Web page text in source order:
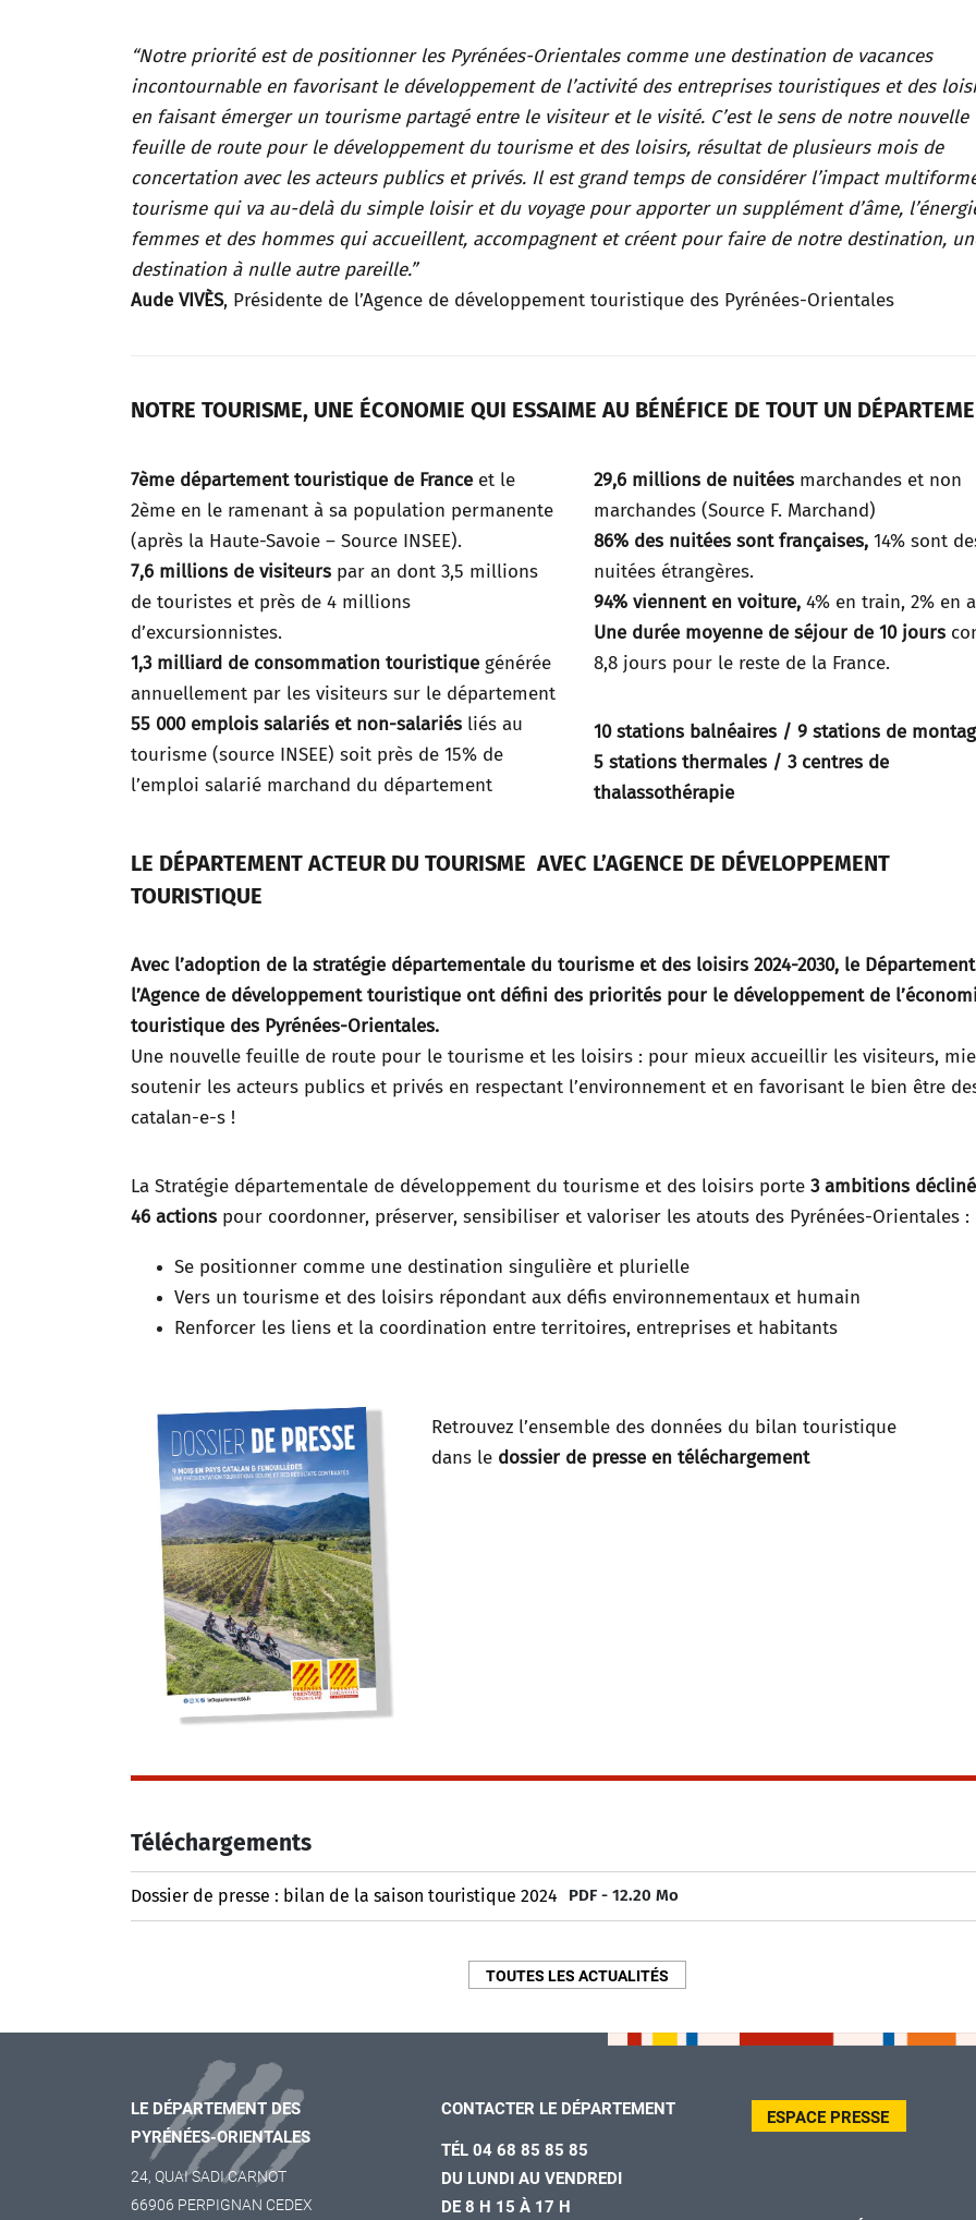
“Notre priorité est de positionner les Pyrénées-Orientales comme une destination de vacances
incontournable en favorisant le développement de l’activité des entreprises touristiques et des
en faisant émerger un tourisme partagé entre le visiteur et le visité. C’est le sens de notre nouvelle
feuille de route pour le développement du tourisme et des loisirs, résultat de plusieurs mois de
concertation avec les acteurs publics et privés. Il est grand temps de considérer l’impact
tourisme qui va au-delà du simple loisir et du voyage pour apporter un supplément d’âme,
femmes et des hommes qui accueillent, accompagnent et créent pour faire de notre destination,
destination à nulle autre pareille.”
Aude VIVÈS, Présidente de l’Agence de développement touristique des Pyrénées-Orientales
NOTRE TOURISME, UNE ÉCONOMIE QUI ESSAIME AU BÉNÉFICE DE TOUT UN
7ème département touristique de France et le
2ème en le ramenant à sa population permanente
(après la Haute-Savoie – Source INSEE).
7,6 millions de visiteurs par an dont 3,5 millions
de touristes et près de 4 millions
d’excursionnistes.
1,3 milliard de consommation touristique générée
annuellement par les visiteurs sur le département
55 000 emplois salariés et non-salariés liés au
tourisme (source INSEE) soit près de 15% de
l’emploi salarié marchand du département
29,6 millions de nuitéesmarchandes et non
marchandes (Source F. Marchand)
86% des nuitées sont françaises, 14% sont
nuitées étrangères.
94% viennent en voiture, 4% en train, 2% en
Une durée moyenne de séjour de 10 jours
8,8 jours pour le reste de la France.
10 stations balnéaires / 9 stations de
5 stations thermales / 3 centres de
thalassothérapie
LE DÉPARTEMENT ACTEUR DU TOURISME AVEC L’AGENCE DE DÉVELOPPEMENT
TOURISTIQUE
Avec l’adoption de la stratégie départementale du tourisme et des loisirs 2024-2030, le
l’Agence de développement touristique ont défini des priorités pour le développement de
touristique des Pyrénées-Orientales.
Une nouvelle feuille de route pour le tourisme et les loisirs : pour mieux accueillir les visiteurs,
soutenir les acteurs publics et privés en respectant l’environnement et en favorisant le bien être
catalan-e-s !
La Stratégie départementale de développement du tourisme et des loisirs porte 3 ambitions
46 actions pour coordonner, préserver, sensibiliser et valoriser les atouts des Pyrénées-Orientales :
Se positionner comme une destination singulière et plurielle
Vers un tourisme et des loisirs répondant aux défis environnementaux et humain
Renforcer les liens et la coordination entre territoires, entreprises et habitants
Retrouvez l’ensemble des données du bilan touristique
dans le dossier de presse en téléchargement
Téléchargements
Dossier de presse : bilan de la saison touristique 2024 PDF - 12.20 Mo
TOUTES LES ACTUALITÉS
LE DÉPARTEMENT DES
PYRÉNÉES-ORIENTALES
24, QUAI SADI CARNOT
66906 PERPIGNAN CEDEX
CONTACTER LE DÉPARTEMENT
TÉL 04 68 85 85 85
DU LUNDI AU VENDREDI
DE 8 H 15 À 17 H
ESPACE PRESSE